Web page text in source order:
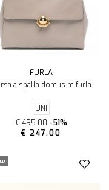
FURLA
a spalla domus m furla
UNI
€ 495.00 -51%
€ 247.00